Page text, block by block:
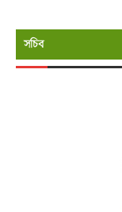
সচিব